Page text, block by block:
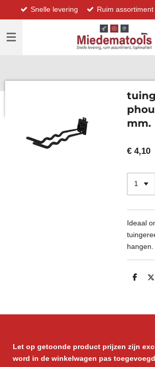
direct
naar
hoofdinhoud
Snelle levering Ruim assortiment
mm.
€ 4,10
Ideaal
hangen.
D
D
Let op getoonde product prijzen zijn
word in de winkelwagen pas